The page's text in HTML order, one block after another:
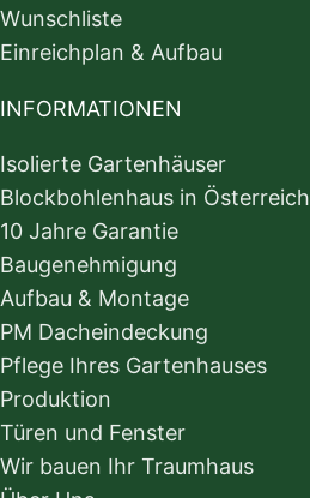
Wunschliste
Einreichplan & Aufbau
INFORMATIONEN
Isolierte Gartenhäuser
Blockbohlenhaus in Österreich
10 Jahre Garantie
Baugenehmigung
Aufbau & Montage
PM Dacheindeckung
Pflege Ihres Gartenhauses
Produktion
Türen und Fenster
Wir bauen Ihr Traumhaus